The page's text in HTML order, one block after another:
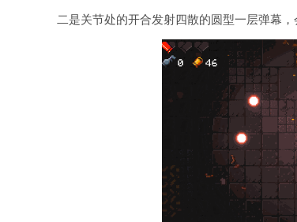
二是关节处的开合发射四散的圆型一层弹幕